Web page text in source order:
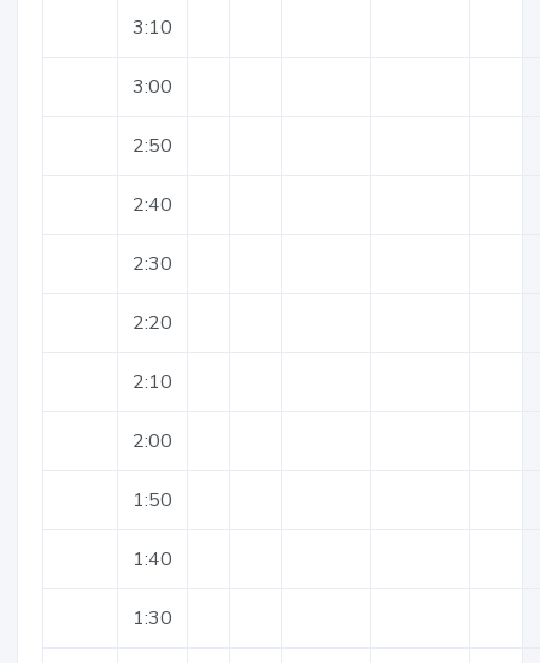
3:10
3:00
2:50
2:40
2:30
2:20
2:10
2:00
1:50
1:40
1:30